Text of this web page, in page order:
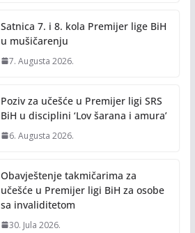
n
k
Satnica 7. i 8. kola Premijer lige BiH
u mušičarenju
7. Augusta 2026.
Poziv za učešće u Premijer ligi SRS
BiH u disciplini ‘Lov šarana i amura’
6. Augusta 2026.
Obavještenje takmičarima za
učešće u Premijer ligi BiH za osobe
sa invaliditetom
30. Jula 2026.